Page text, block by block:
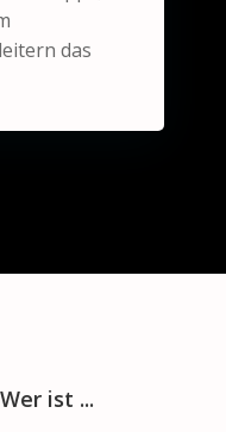
das
Wer ist ...